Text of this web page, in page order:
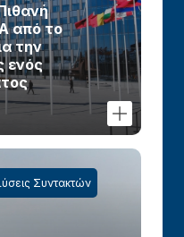
από το
την
ενός
Συντακτών